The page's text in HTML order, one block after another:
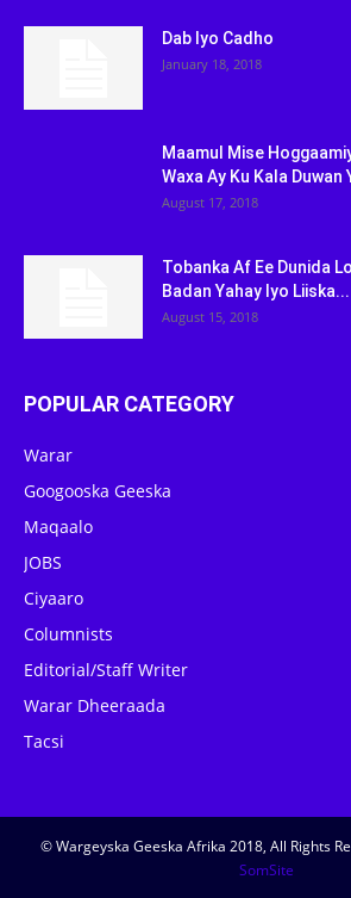
Dab Iyo Cadho
January 18, 2018
Maamul Mise
Waxa Ay Ku Kala Duwan
August 17, 2018
Tobanka Af Ee Dunida
Badan Yahay Iyo Liiska...
August 15, 2018
POPULAR CATEGORY
Warar
Googooska Geeska
Maqaalo
JOBS
Ciyaaro
Columnists
Editorial/Staff Writer
Warar Dheeraada
Tacsi
© Wargeyska Geeska Afrika 2018, All Rights
SomSite